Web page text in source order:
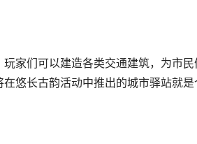
家们可以建造各类交通建筑，为市
悠长古韵活动中推出的城市驿站就